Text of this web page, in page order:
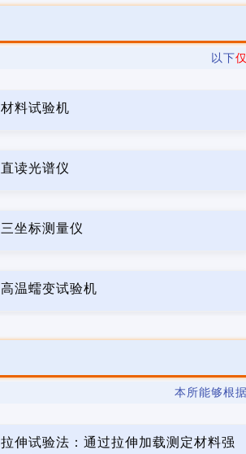
以下
材料试验机
直读光谱仪
三坐标测量仪
高温蠕变试验机
本所能够根
拉伸试验法：通过拉伸加载测定材料强